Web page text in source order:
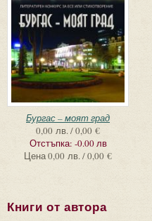
Бургас – моят град
0,00 лв. / 0,00 €
Отстъпка: -0.00 лв
Цена0,00 лв. / 0,00 €
Книги от автора